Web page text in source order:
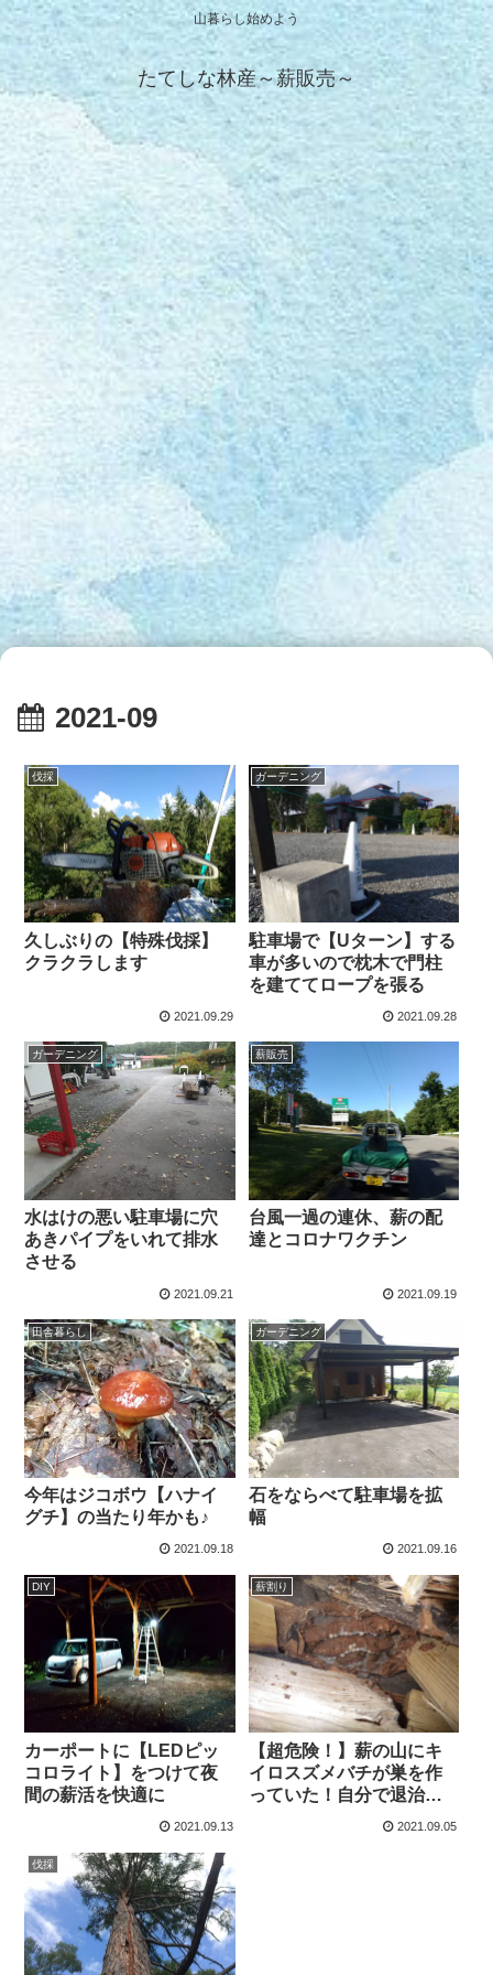
山暮らし始めよう
たてしな林産～薪販売～
2021-09
伐採
久しぶりの【特殊伐採】
クラクラします
2021.09.29
ガーデニング
駐車場で【Uターン】する
車が多いので枕木で門柱
を建ててロープを張る
2021.09.28
ガーデニング
水はけの悪い駐車場に穴
あきパイプをいれて排水
させる
2021.09.21
薪販売
台風一過の連休、薪の配
達とコロナワクチン
2021.09.19
田舎暮らし
今年はジコボウ【ハナイ
グチ】の当たり年かも♪
2021.09.18
ガーデニング
石をならべて駐車場を拡
幅
2021.09.16
DIY
カーポートに【LEDピッ
コロライト】をつけて夜
間の薪活を快適に
2021.09.13
薪割り
【超危険！】薪の山にキ
イロスズメバチが巣を作
っていた！自分で退治す
2021.09.05
伐採